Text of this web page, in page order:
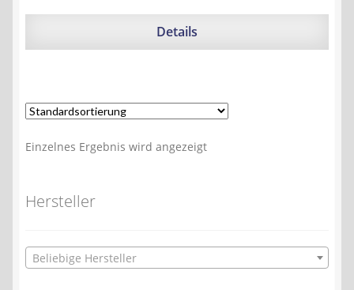
war:
ist:
Details
Einzelnes Ergebnis wird angezeigt
Hersteller
Beliebige Hersteller